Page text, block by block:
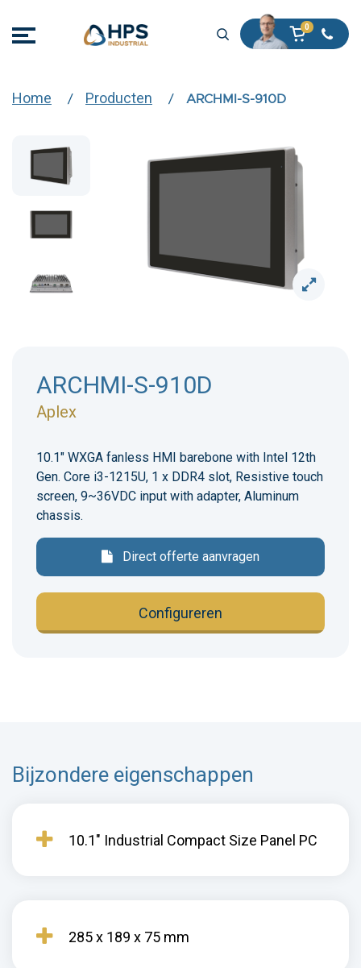
Home Producten ARCHMI-S-910D
ARCHMI-S-910D
Aplex
10.1" WXGA fanless HMI barebone with Intel 12th
Gen. Core i3-1215U, 1 x DDR4 slot, Resistive touch
screen, 9~36VDC input with adapter, Aluminum
chassis.
Direct offerte aanvragen
Configureren
Bijzondere eigenschappen
10.1" Industrial Compact Size Panel PC
285 x 189 x 75 mm